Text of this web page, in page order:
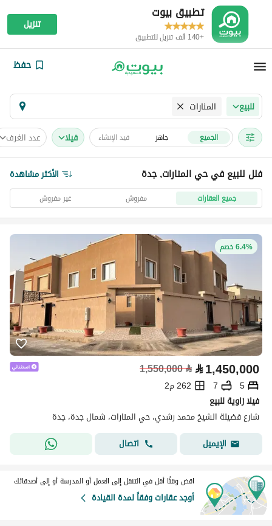
تطبيق بيوت
+140 ألف تنزيل للتطبيق
تنزيل
حفظ
للبيع المنارات
الجميع جاهز قيد الإنشاء فیلا عدد الغرف
فلل للبيع في حي المنارات, جدة الأكثر مشاهدة
جميع العقارات مفروش غير مفروش
6.4% خصم
⃁1,450,000
⃁
1,550,000
5
7
262 م2
فيلا زاوية للبيع
شارع فضيلة الشيخ محمد رشدي، حي المنارات، شمال جدة، جدة
الإيميل
اتصال
اقض وقتًا أقل في التنقل إلى العمل أو المدرسة أو إلى أصدقائك
أوجد عقارات وفقاً لمدة القيادة